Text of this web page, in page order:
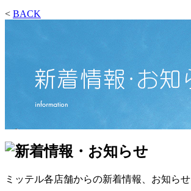
< BACK
ミッテル各店舗からの新着情報、お知らせ